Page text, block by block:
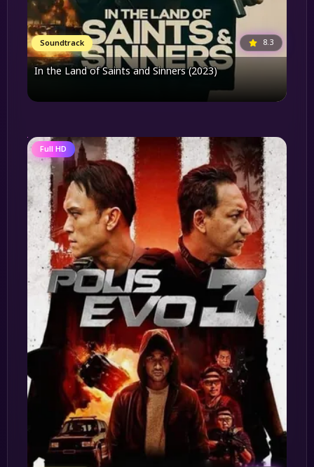
Soundtrack 8.3
In the Land of Saints and Sinners (2023)
Full HD